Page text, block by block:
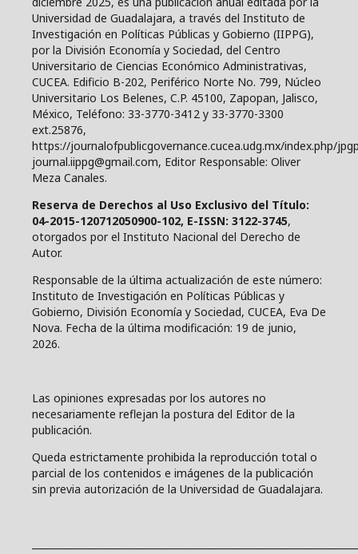
Universidad de Guadalajara, a través del Instituto de
Investigación en Políticas Públicas y Gobierno (IIPPG),
por la División Economía y Sociedad, del Centro
Universitario de Ciencias Económico Administrativas,
CUCEA. Edificio B-202, Periférico Norte No. 799, Núcleo
Universitario Los Belenes, C.P. 45100, Zapopan, Jalisco,
México, Teléfono: 33-3770-3412 y 33-3770-3300
ext.25876,
https://journalofpublicgovernance.cucea.udg.mx/index.php/
journal.iippg@gmail.com, Editor Responsable: Oliver
Meza Canales.
Reserva de Derechos al Uso Exclusivo del Título:
04-2015-120712050900-102, E-ISSN: 3122-3745,
otorgados por el Instituto Nacional del Derecho de
Autor.
Responsable de la última actualización de este número:
Instituto de Investigación en Políticas Públicas y
Gobierno, División Economía y Sociedad, CUCEA, Eva De
Nova. Fecha de la última modificación: 19 de junio,
2026.
Las opiniones expresadas por los autores no
necesariamente reflejan la postura del Editor de la
publicación.
Queda estrictamente prohibida la reproducción total o
parcial de los contenidos e imágenes de la publicación
sin previa autorización de la Universidad de Guadalajara.